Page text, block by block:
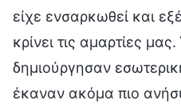
είχε ενσαρκωθεί και
κρίνει τις αμαρτίες
δημιούργησαν
έκαναν ακόμα πιο